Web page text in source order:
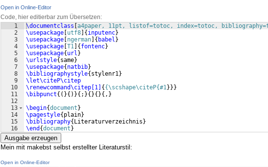
Open in Online-Editor
Code, hier editierbar zum Übersetzen:
1
2
3
4
5
6
7
8
9
10
11
12
13
14
15
16
\documentclass a4paper, 11pt, listof=totoc, index=totoc,
\usepackage utf8 { inputenc}
\usepackage ngerman { babel }
\usepackage T1 { fontenc}
\usepackage{ url }
\urlstyle{ same}
\usepackage{ natbib}
\bibliographystyle{ stylenr1}
\let\citeP\citep
\renewcommand\citep[1] { {\scshape\citeP{#1} }}
\bibpunct{( }{ )}{ ; }{ }{ }{ , }
\begin{document }
\pagestyle{ plain}
\bibliography{ Literaturverzeichnis }
\end {document }
Ausgabe erzeugen
Mein mit makebst selbst erstellter Literaturstil:
Open in Online-Editor